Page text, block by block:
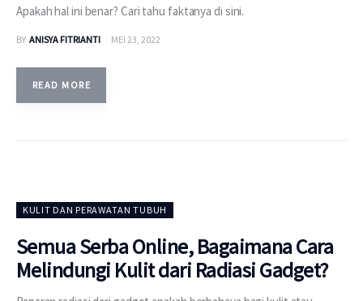
Mengapa Good Doctor
Berita
Layanan
Apakah hal ini benar? Cari tahu faktanya di sini.
BY ANISYA FITRIANTI MEI 23, 2022
READ MORE
KULIT DAN PERAWATAN TUBUH
Semua Serba Online, Bagaimana Cara
Melindungi Kulit dari Radiasi Gadget?